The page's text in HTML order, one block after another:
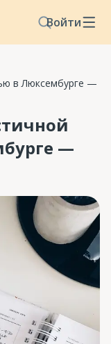
Войти
в Люксембурге —
—